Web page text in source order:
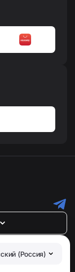
(Россия)
защиты от